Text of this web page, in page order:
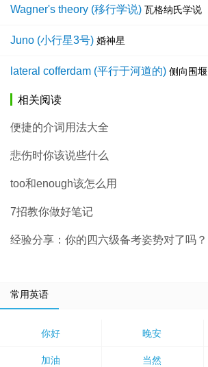
Wagner's theory (移行学说) 瓦格纳氏学说
Juno (小行星3号) 婚神星
lateral cofferdam (平行于河道的) 侧向围堰
相关阅读
便捷的介词用法大全
悲伤时你该说些什么
too和enough该怎么用
7招教你做好笔记
经验分享：你的四六级备考姿势对了吗？
常用英语
你好 晚安
加油 当然